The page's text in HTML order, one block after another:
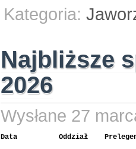
Kategoria:
Najbliższe
2026
Wysłane 27
Data          Oddział